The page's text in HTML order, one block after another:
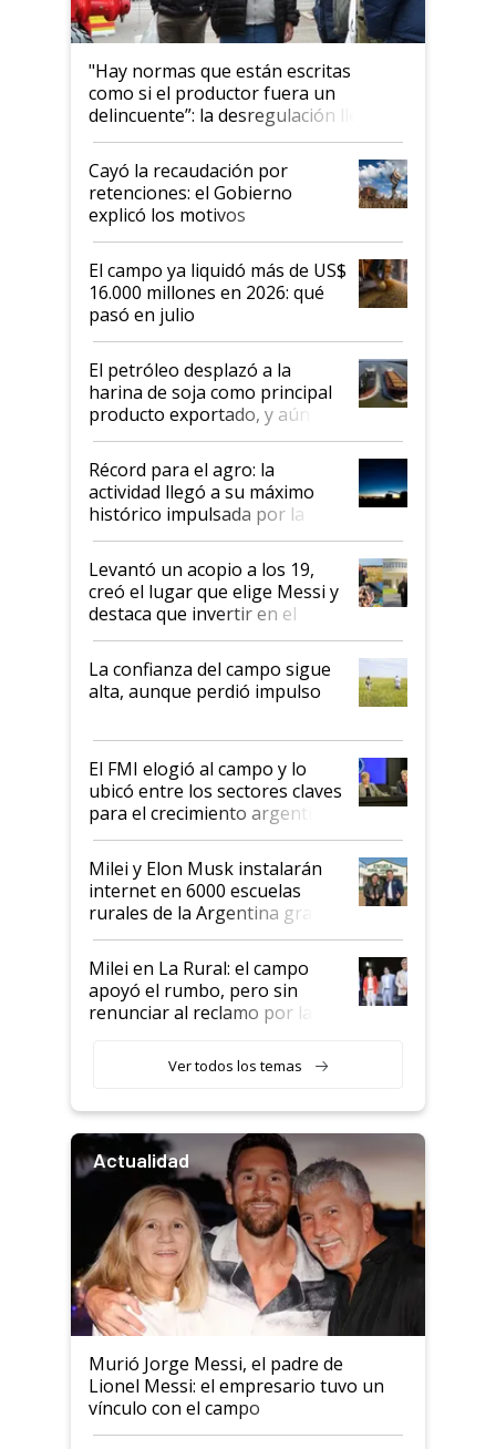
"Hay normas que están escritas
como si el productor fuera un
delincuente”: la desregulación llegó
al Congreso Aapresid y hasta se
habló del financiamiento al IPCVA
Cayó la recaudación por
retenciones: el Gobierno
explicó los motivos
El campo ya liquidó más de US$
16.000 millones en 2026: qué
pasó en julio
El petróleo desplazó a la
harina de soja como principal
producto exportado, y aún así
el agro aportó casi seis de cada
diez dólares y sostuvo el
liderazgo en un semestre
récord
Récord para el agro: la
actividad llegó a su máximo
histórico impulsada por la
cosecha y las exportaciones
Levantó un acopio a los 19,
creó el lugar que elige Messi y
destaca que invertir en el
kirchnerismo era como "darle
plata a un hijo para droga":
Juan Félix Rossetti, el libertario
que de una dura crisis salió
de Milei
La confianza del campo sigue
alta, aunque perdió impulso
El FMI elogió al campo y lo
ubicó entre los sectores claves
para el crecimiento argentino
Milei y Elon Musk instalarán
internet en 6000 escuelas
rurales de la Argentina gracias
a un acuerdo con Starlink
Milei en La Rural: el campo
apoyó el rumbo, pero sin
renunciar al reclamo por las
Ver todos los temas
Actualidad
Murió Jorge Messi, el padre de
Lionel Messi: el empresario tuvo un
vínculo con el campo